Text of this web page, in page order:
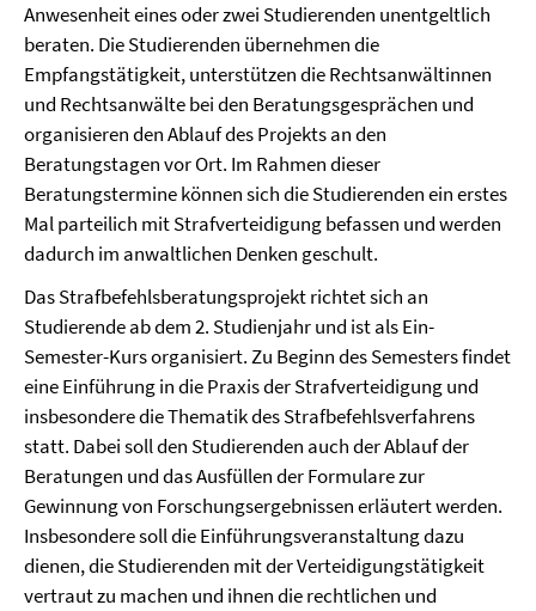
Anwesenheit eines oder zwei Studierenden unentgeltlich
beraten. Die Studierenden übernehmen die
Empfangstätigkeit, unterstützen die Rechtsanwältinnen
und Rechtsanwälte bei den Beratungsgesprächen und
organisieren den Ablauf des Projekts an den
Beratungstagen vor Ort. Im Rahmen dieser
Beratungstermine können sich die Studierenden ein erstes
Mal parteilich mit Strafverteidigung befassen und werden
dadurch im anwaltlichen Denken geschult.
Das Strafbefehlsberatungsprojekt richtet sich an
Studierende ab dem 2. Studienjahr und ist als Ein-
Semester-Kurs organisiert. Zu Beginn des Semesters findet
eine Einführung in die Praxis der Strafverteidigung und
insbesondere die Thematik des Strafbefehlsverfahrens
statt. Dabei soll den Studierenden auch der Ablauf der
Beratungen und das Ausfüllen der Formulare zur
Gewinnung von Forschungsergebnissen erläutert werden.
Insbesondere soll die Einführungsveranstaltung dazu
dienen, die Studierenden mit der Verteidigungstätigkeit
vertraut zu machen und ihnen die rechtlichen und